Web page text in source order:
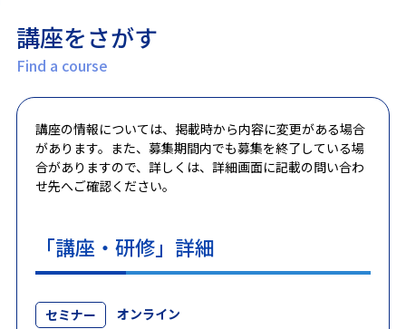
講座をさがす
Find a course
講座の情報については、掲載時から内容に変更がある場合
があります。また、募集期間内でも募集を終了している場
合がありますので、詳しくは、詳細画面に記載の問い合わ
せ先へご確認ください。
「講座・研修」詳細
セミナー
オンライン